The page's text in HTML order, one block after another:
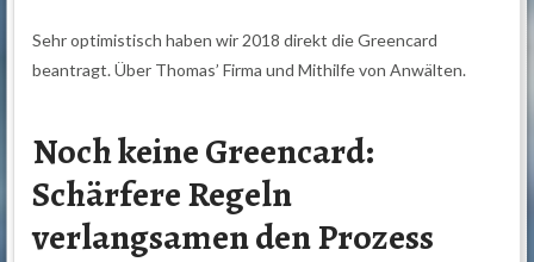
Sehr optimistisch haben wir 2018 direkt die Greencard
beantragt. Über Thomas’ Firma und Mithilfe von Anwälten.
Noch keine Greencard:
Schärfere Regeln
verlangsamen den Prozess